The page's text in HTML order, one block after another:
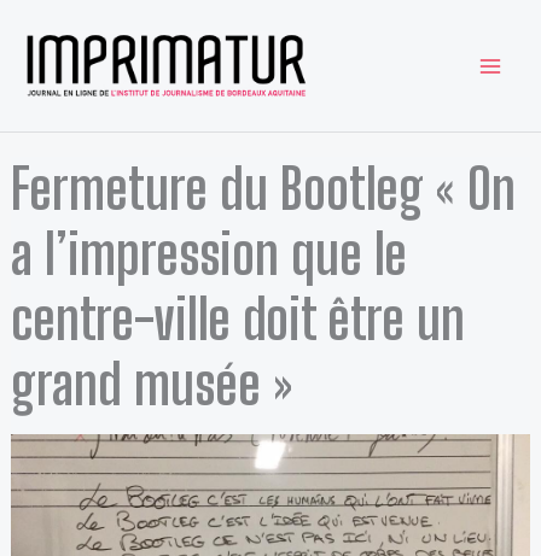
Fermeture du Bootleg « On
a l’impression que le
centre-ville doit être un
grand musée »